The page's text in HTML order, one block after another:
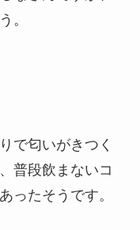
。
で匂いがきつく
普段飲まないコ
ったそうです。